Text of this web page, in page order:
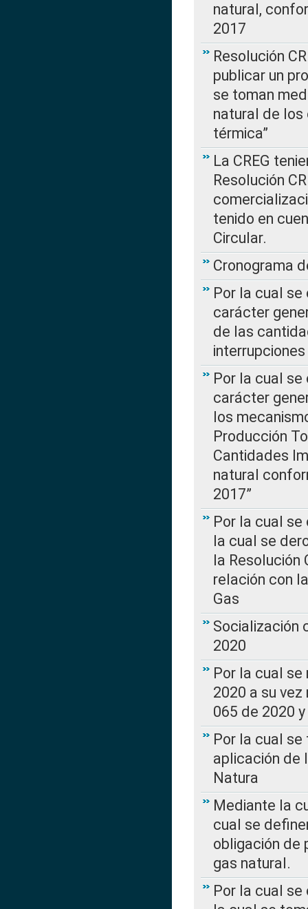
natural,
2017
Resolución
publicar un
se toman
natural de los
térmica”
La CREG
Resolución
tenido en
Circular.
Cronograma
Por la cual
carácter
de las
Por la cual
carácter
los
Producción
Cantidades
natural
2017”
Por la cual
la cual se
la Resolución
relación con
Gas
Socialización
2020
Por la cual se
2020 a su
065 de 2020
Por la cual
aplicación de
Natura
Mediante la
cual se
obligación de
gas natural.
Por la cual se